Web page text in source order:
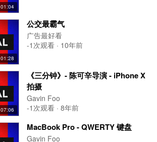
01:04
01:28
公交最霸气
广告最好看
-1次观看 · 10年前
07:06
《三分钟》- 陈可辛导演 - iPhone X
拍摄
Gavin Foo
-1次观看 · 8年前
MacBook Pro - QWERTY 键盘
Gavin Foo